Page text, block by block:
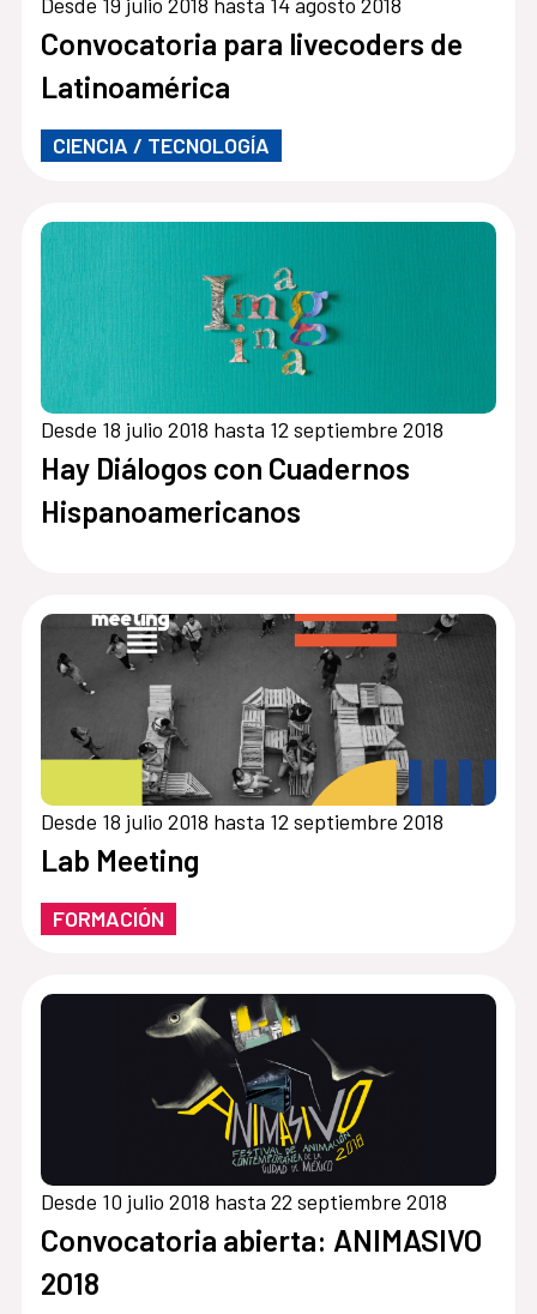
Convocatoria para livecoders de
Latinoamérica
CIENCIA / TECNOLOGÍA
Desde 18 julio 2018 hasta 12 septiembre 2018
Hay Diálogos con Cuadernos
Hispanoamericanos
Desde 18 julio 2018 hasta 12 septiembre 2018
Lab Meeting
FORMACIÓN
Desde 10 julio 2018 hasta 22 septiembre 2018
Convocatoria abierta: ANIMASIVO
2018